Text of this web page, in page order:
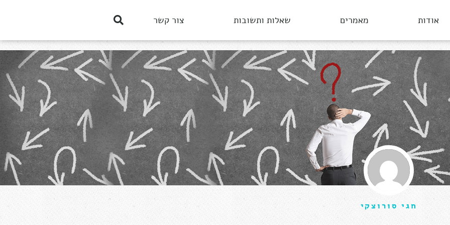
אודות מאמרים שאלות ותשובות צור קשר
חגי סורוצקי